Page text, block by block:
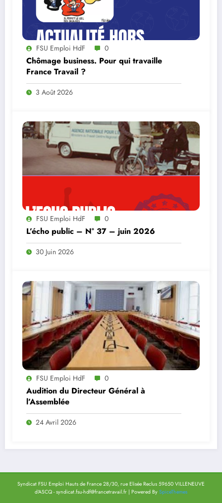
FSU Emploi HdF 0
Chômage business. Pour qui travaille
France Travail ?
3 Août 2026
FSU Emploi HdF 0
L’écho public – N° 37 – juin 2026
30 Juin 2026
FSU Emploi HdF 0
Audition du Directeur Général à
l’Assemblée
24 Avril 2026
Syndicat FSU Emploi Hauts de France 28/30, rue Elisée Reclus 59650 VILLENEUVE
d'ASCQ - syndicat.fsu-hdf@francetravail.fr | Powered By SpiceThemes